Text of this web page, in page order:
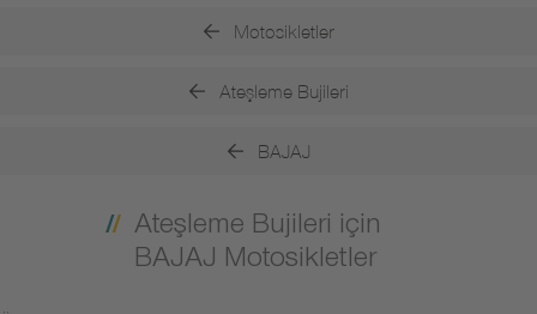
Motosikletler
Ateşleme Bujileri
BAJAJ
Ateşleme Bujileri için
BAJAJ Motosikletler